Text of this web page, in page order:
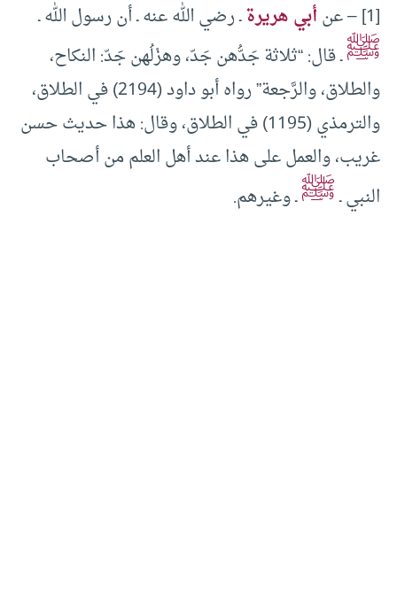
[1] – عن
أبي هريرةـ رضي الله عنه ـ أن رسول الله ـ
ﷺـ قال: “ثلاثة جَدُّهن جَدّ، وهزْلُهن جَدّ: النكاح،
والطلاق، والرَّجعة” رواه أبو داود (2194) في الطلاق،
والترمذي (1195) في الطلاق، وقال: هذا حديث حسن
غريب، والعمل على هذا عند أهل العلم من أصحاب
النبي ـﷺـ وغيرهم.